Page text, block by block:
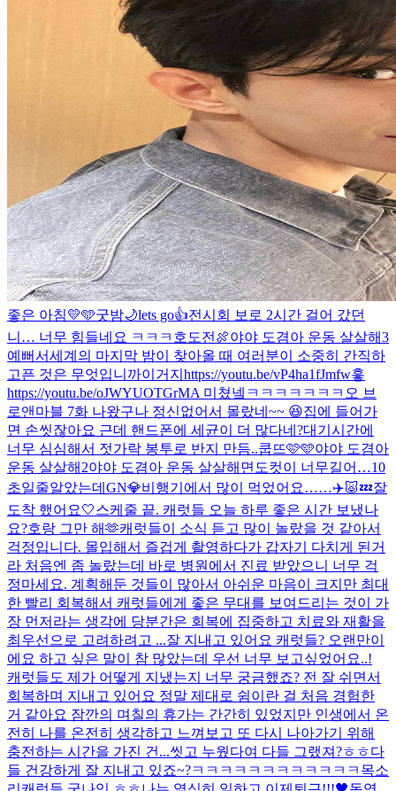
좋은 아침💛🩵굿밤🌙lets go👍전시회 보로 2시간 걸어 갔던
니… 너무 힘들네요 ㅋㅋㅋ 호도전🍖야야 도겸아 운동 살살해3
예뻐서세계의 마지막 밤이 찾아올 때 여러분이 소중히 간직하
고픈 것은 무엇입니까이거지 https://youtu.be/vP4ha1fJmfw흫
https://youtu.be/oJWYUOTGrMA 미쳤넼ㅋㅋㅋㅋㅋㅋㅋ 오 브
로앤마블 7화 나왔구나 정신없어서 몰랐네~~ 😆집에 들어가
면 손씻잖아요 근데 핸드폰에 세균이 더 많다네?대기시간에
너무 심심해서 젓가락 봉투로 반지 만듬..쿱뜨🩷🩵야야 도겸아
운동 살살해2야야 도겸아 운동 살살해 면도컷이 너무길어…10
초일줄알았는데 GN💎비행기에서 많이 먹었어요……✈️🐷💤잘
도착 했어요🤍스케줄 끝. 캐럿들 오늘 하루 좋은 시간 보냈나
요?호랑 그만 해🫶캐럿들이 소식 듣고 많이 놀랐을 것 같아서
걱정입니다. 몰입해서 즐겁게 촬영하다가 갑자기 다치게 된거
라 처음엔 좀 놀랐는데 바로 병원에서 진료 받았으니 너무 걱
정마세요. 계획해둔 것들이 많아서 아쉬운 마음이 크지만 최대
한 빨리 회복해서 캐럿들에게 좋은 무대를 보여드리는 것이 가
장 먼저라는 생각에 당분간은 회복에 집중하고 치료와 재활을
최우선으로 고려하려고 ...잘 지내고 있어요 캐럿들? 오랜만이
에요 하고 싶은 말이 참 많았는데 우선 너무 보고싶었어요..!
캐럿들도 제가 어떻게 지냈는지 너무 궁금했죠? 전 잘 쉬면서
회복하며 지내고 있어요 정말 제대로 쉼이란 걸 처음 경험한
거 같아요 잠깐의 며칠의 휴가는 간간히 있었지만 인생에서 온
전히 나를 온전히 생각하고 느껴보고 또 다시 나아가기 위해
충전하는 시간을 가진 건...씻고 누웠다여 다들 그랬져?ㅎㅎ다
들 건강하게 잘 지내고 있죠~?ㅋㅋㅋㅋㅋㅋㅋㅋㅋㅋㅋㅋ 목소